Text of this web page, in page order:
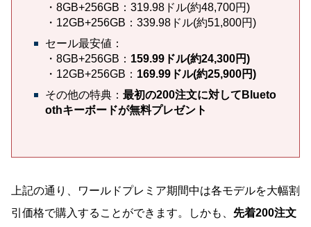
・8GB+256GB：319.98ドル(約48,700円)
・12GB+256GB：339.98ドル(約51,800円)
セール最安値：
・8GB+256GB： 159.99ドル(約24,300円)
・12GB+256GB： 169.99ドル(約25,900円)
その他の特典： 最初の200注文に対してBlueto
othキーボードが無料プレゼント
上記の通り、ワールドプレミア期間中は各モデルを大幅割
引価格で購入することができます。しかも、 先着200注文